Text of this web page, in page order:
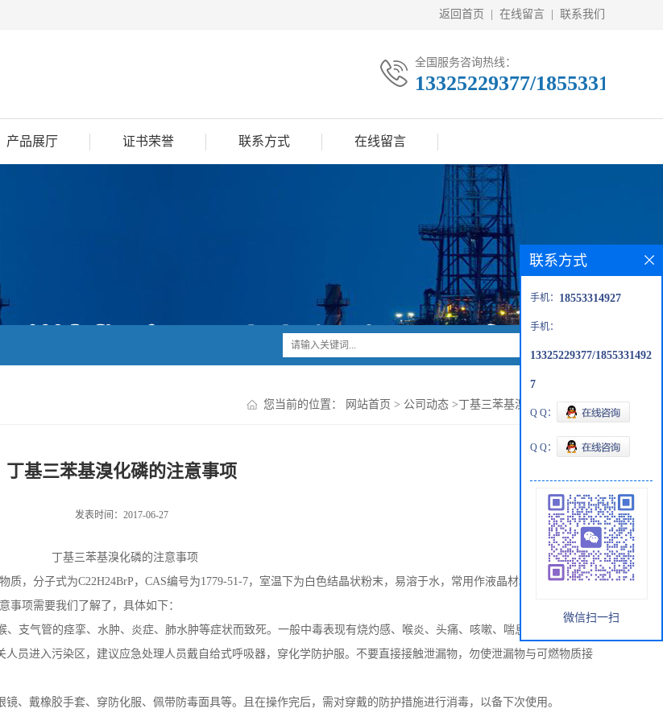
返回首页 在线留言 联系我们
全国服务咨询热线：
13325229377/18553314927
产品展厅 证书荣誉 联系方式 在线留言
您当前的位置： 网站首页 > 公司动态 >丁基三苯基溴化磷的注意事项
丁基三苯基溴化磷的注意事项
发表时间：2017-06-27
丁基三苯基溴化磷的注意事项
质，分子式为C22H24BrP ， CAS编号为1779-51-7，室温下为白色结晶状粉末，易溶于水，常用作液晶材料的中间体。
事项需要我们了解了，具体如下：
支气管的痉挛、水肿、炎症、肺水肿等症状而致死。一般中毒表现有烧灼感、喉炎、头痛、咳嗽、喘息、恶心和呕吐。
员进入污染区，建议应急处理人员戴自给式呼吸器，穿化学防护服。不要直接接触泄漏物，勿使泄漏物与可燃物质接
、戴橡胶手套、 穿防化服、佩带防毒面具等。且在操作完后，需对穿戴的防护措施进行消毒，以备下次使用。
联系方式
手机： 18553314927
手机：
13325229377/1855331492
7
Q Q：
Q Q：
微信扫一扫